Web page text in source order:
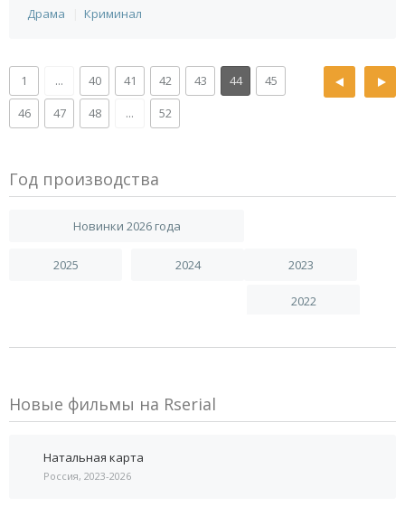
Драма
Криминал
1 ... 40 41 42 43 44
45
46
47 48 ... 52
Год производства
Новинки 2026 года
2025 2024 2023
2022
Новые фильмы на Rserial
Натальная карта
Россия, 2023-2026